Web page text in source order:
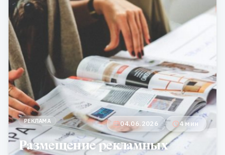
РЕКЛАМА 04.06.2026 4 мин
Размещение рекламных